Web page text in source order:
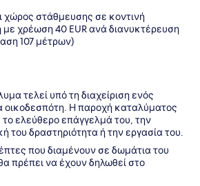
χώρος στάθμευσης σε κοντινή
χρέωση 40 EUR ανά διανυκτέρευση
107 μέτρων)
τελεί υπό τη διαχείριση ενός
οικοδεσπότη. Η παροχή καταλύματος
το ελεύθερο επάγγελμά του, την
του δραστηριότητα ή την εργασία του.
που διαμένουν σε δωμάτια του
πρέπει να έχουν δηλωθεί στο